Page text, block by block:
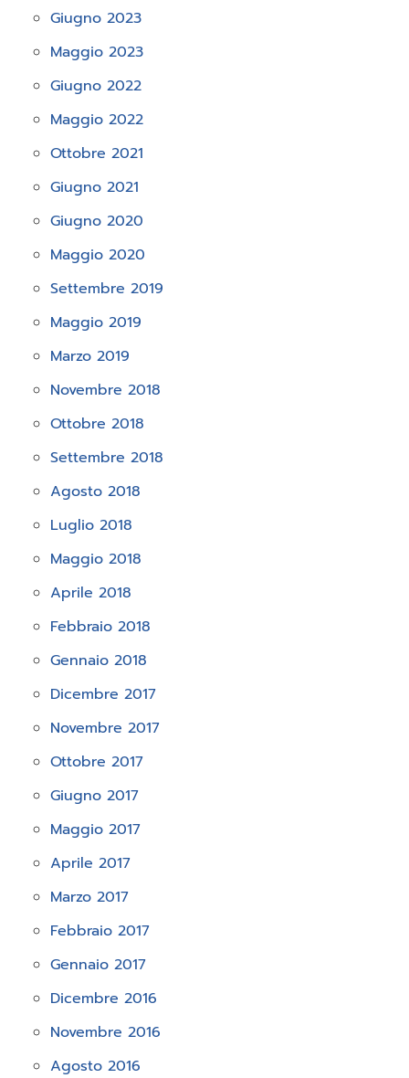
Giugno 2023
Maggio 2023
Giugno 2022
Maggio 2022
Ottobre 2021
Giugno 2021
Giugno 2020
Maggio 2020
Settembre 2019
Maggio 2019
Marzo 2019
Novembre 2018
Ottobre 2018
Settembre 2018
Agosto 2018
Luglio 2018
Maggio 2018
Aprile 2018
Febbraio 2018
Gennaio 2018
Dicembre 2017
Novembre 2017
Ottobre 2017
Giugno 2017
Maggio 2017
Aprile 2017
Marzo 2017
Febbraio 2017
Gennaio 2017
Dicembre 2016
Novembre 2016
Agosto 2016